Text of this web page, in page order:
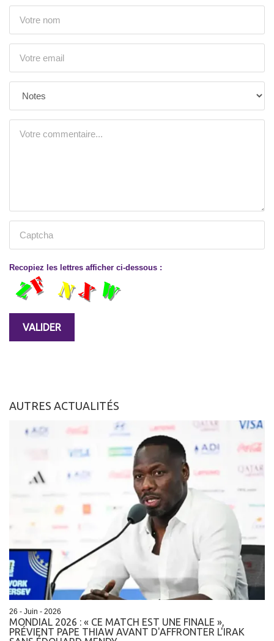
Recopiez les lettres afficher ci-dessous :
AUTRES ACTUALITÉS
26 - Juin - 2026
MONDIAL 2026 : « CE MATCH EST UNE FINALE »,
PRÉVIENT PAPE THIAW AVANT D'AFFRONTER L'IRAK